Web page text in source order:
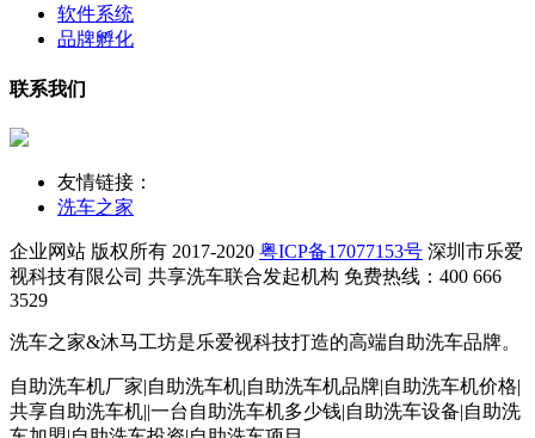
软件系统
品牌孵化
联系我们
友情链接：
洗车之家
企业网站 版权所有 2017-2020 粤ICP备17077153号 深圳市乐爱
视科技有限公司 共享洗车联合发起机构 免费热线：400 666
3529
洗车之家&沐马工坊是乐爱视科技打造的高端自助洗车品牌。
自助洗车机厂家|自助洗车机|自助洗车机品牌|自助洗车机价格|
共享自助洗车机||一台自助洗车机多少钱|自助洗车设备|自助洗